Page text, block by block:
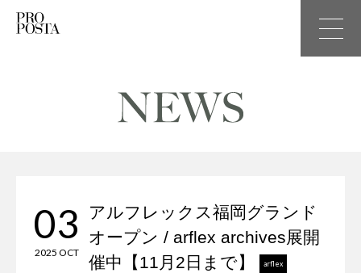
03
2025 OCT
アルフレックス福岡グランド
オープン / arflex archives展開
催中【11月2日まで】
arflex